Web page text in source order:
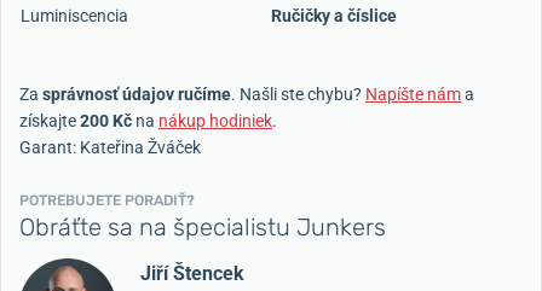
Luminiscencia
Ručičky a číslice
Za správnosť údajov ručíme. Našli ste chybu? Napíšte náma
získajte200 Kč na nákup hodiniek.
Garant: Kateřina Žváček
POTREBUJETE PORADIŤ?
Obráťte sa na špecialistu Junkers
Jiří Štencek